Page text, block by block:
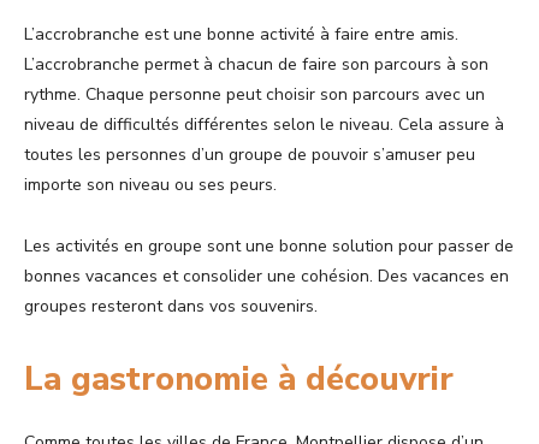
L’accrobranche est une bonne activité à faire entre amis.
L’accrobranche permet à chacun de faire son parcours à son
rythme. Chaque personne peut choisir son parcours avec un
niveau de difficultés différentes selon le niveau. Cela assure à
toutes les personnes d’un groupe de pouvoir s’amuser peu
importe son niveau ou ses peurs.
Les activités en groupe sont une bonne solution pour passer de
bonnes vacances et consolider une cohésion. Des vacances en
groupes resteront dans vos souvenirs.
La gastronomie à découvrir